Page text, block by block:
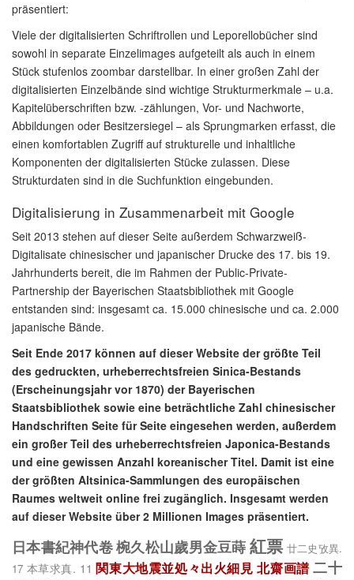
präsentiert:
Viele der digitalisierten Schriftrollen und Leporellobücher sind
sowohl in separate Einzelimages aufgeteilt als auch in einem
Stück stufenlos zoombar darstellbar. In einer großen Zahl der
digitalisierten Einzelbände sind wichtige Strukturmerkmale – u.a.
Kapitelüberschriften bzw. -zählungen, Vor- und Nachworte,
Abbildungen oder Besitzersiegel – als Sprungmarken erfasst, die
einen komfortablen Zugriff auf strukturelle und inhaltliche
Komponenten der digitalisierten Stücke zulassen. Diese
Strukturdaten sind in die Suchfunktion eingebunden.
Digitalisierung in Zusammenarbeit mit Google
Seit 2013 stehen auf dieser Seite außerdem Schwarzweiß-
Digitalisate chinesischer und japanischer Drucke des 17. bis 19.
Jahrhunderts bereit, die im Rahmen der Public-Private-
Partnership der Bayerischen Staatsbibliothek mit Google
entstanden sind: insgesamt ca. 15.000 chinesische und ca. 2.000
japanische Bände.
Seit Ende 2017 können auf dieser Website der größte Teil
des gedruckten, urheberrechtsfreien Sinica-Bestands
(Erscheinungsjahr vor 1870) der Bayerischen
Staatsbibliothek sowie eine beträchtliche Zahl chinesischer
Handschriften Seite für Seite eingesehen werden, außerdem
ein großer Teil des urheberrechtsfreien Japonica-Bestands
und eine gewissen Anzahl koreanischer Titel. Damit ist eine
der größten Altsinica-Sammlungen des europäischen
Raumes weltweit online frei zugänglich. Insgesamt werden
auf dieser Website über 2 Millionen Images präsentiert.
日本書紀神代卷椀久松山歲男金豆蒔 紅票 廿二史攷異.
17 本草求真. 11 関東大地震並処々出火細見 北齋画譜 二十